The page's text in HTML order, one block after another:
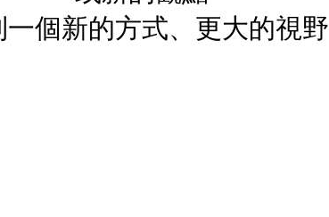
一個新的方式、更大的視野